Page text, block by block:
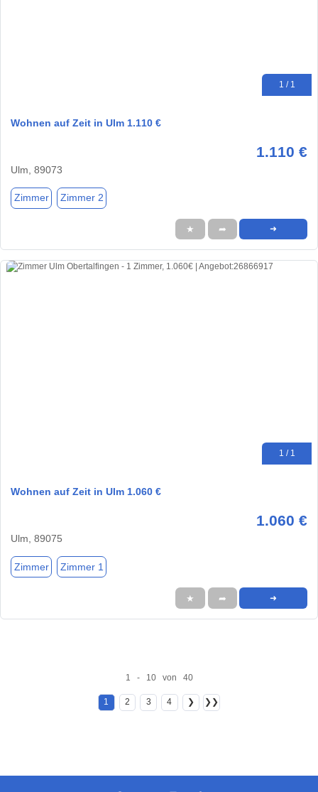
1 / 1
Wohnen auf Zeit in Ulm 1.110 €
1.110 €
Ulm, 89073
Zimmer Zimmer 2
★ ➦ ➜
1 / 1
Wohnen auf Zeit in Ulm 1.060 €
1.060 €
Ulm, 89075
Zimmer Zimmer 1
★ ➦ ➜
1 - 10 von 40
1 2 3 4 ❯ ❯❯